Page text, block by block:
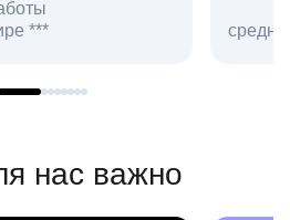
как работодателя **
в
нас важно